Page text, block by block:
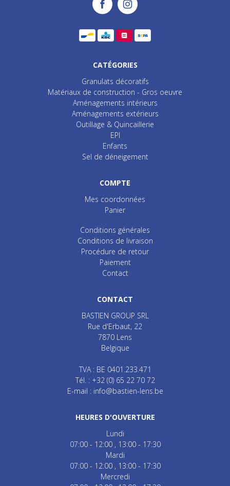
CATÉGORIES
Granulats décoratifs
Matériaux de construction - Gros oeuvre
Aménagements intérieurs
Aménagements extérieurs
Outillage & Quincaillerie
EPI
Enfants
Sel de déneigement
COMPTE
Mes coordonnées
Panier
Conditions générales
Conditions de livraison
Procédure de retour
Paiement
Contact
CONTACT
BASTIEN GROUP SRL
Rue d'Erbaut, 22
7870 Lens
Belgique
TVA : BE 0401.233.471
Tél. : +32 (0) 65 22 70 72
E-mail : info@bastien-lens.be
HEURES D'OUVERTURE
Lundi
07:00 - 12:00
13:00 - 17:30
Mardi
07:00 - 12:00
13:00 - 17:30
Mercredi